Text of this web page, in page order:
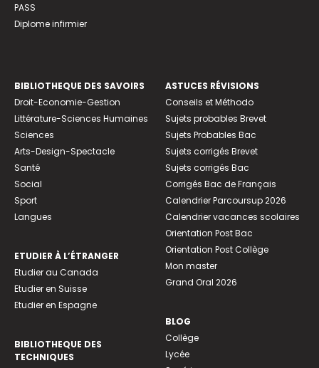
PASS
Diplome infirmier
BIBLIOTHEQUE DES SAVOIRS
Droit-Economie-Gestion
Littérature-Sciences Humaines
Sciences
Arts-Design-Spectacle
Santé
Social
Sport
Langues
ETUDIER À L’ÉTRANGER
Etudier au Canada
Etudier en Suisse
Etudier en Espagne
BIBLIOTHEQUE DES
TECHNIQUES
ASTUCES RÉVISIONS
Conseils et Méthodo
Sujets probables Brevet
Sujets Probables Bac
Sujets corrigés Brevet
Sujets corrigés Bac
Corrigés Bac de Français
Calendrier Parcoursup 2026
Calendrier vacances scolaires
Orientation Post Bac
Orientation Post Collège
Mon master
Grand Oral 2026
BLOG
Collège
Lycée